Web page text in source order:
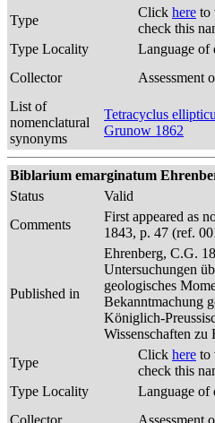
Type
Click here to
check this
Type Locality
Language of
Collector
Assessment
List of
nomenclatural
synonyms
Tetracyclus
Grunow 1862
Biblarium emarginatum
Status
Valid
Comments
First appeared as
1843, p. 47 (ref.
Published in
Ehrenberg, C.G.
Untersuchungen
geologisches
Bekanntmachung
Königlich-
Wissenschaften
Type
Click here to
check this
Type Locality
Language of
Collector
Assessment